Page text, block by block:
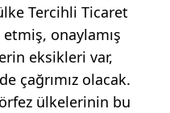
Tercihli Ticaret
onaylamış
eksikleri var,
çağrımız olacak.
ülkelerinin bu